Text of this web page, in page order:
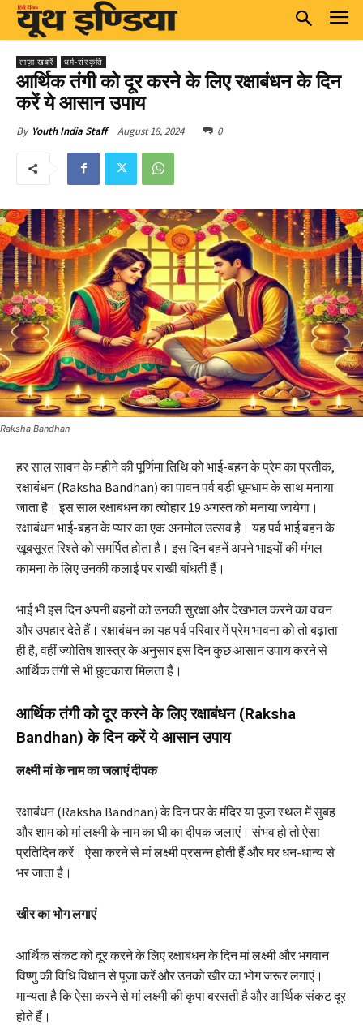
ताज़ा खबरें धर्म-संस्कृति
आर्थिक तंगी को दूर करने के लिए रक्षाबंधन के दिन
करें ये आसान उपाय
By Youth India Staff August 18, 2024 0
Raksha Bandhan
हर साल सावन के महीने की पूर्णिमा तिथि को भाई-बहन के प्रेम का प्रतीक,
रक्षाबंधन (Raksha Bandhan) का पावन पर्व बड़ी धूमधाम के साथ मनाया
जाता है। इस साल रक्षाबंधन का त्योहार 19 अगस्त को मनाया जायेगा।
रक्षाबंधन भाई-बहन के प्यार का एक अनमोल उत्सव है। यह पर्व भाई बहन के
खूबसूरत रिश्ते को समर्पित होता है। इस दिन बहनें अपने भाइयों की मंगल
कामना के लिए उनकी कलाई पर राखी बांधती हैं।
भाई भी इस दिन अपनी बहनों को उनकी सुरक्षा और देखभाल करने का वचन
और उपहार देते हैं। रक्षाबंधन का यह पर्व परिवार में प्रेम भावना को तो बढ़ाता
ही है, वहीं ज्योतिष शास्त्र के अनुसार इस दिन कुछ आसान उपाय करने से
आर्थिक तंगी से भी छुटकारा मिलता है।
आर्थिक तंगी को दूर करने के लिए रक्षाबंधन (Raksha
Bandhan) के दिन करें ये आसान उपाय
लक्ष्मी मां के नाम का जलाएं दीपक
रक्षाबंधन (Raksha Bandhan) के दिन घर के मंदिर या पूजा स्थल में सुबह
और शाम को मां लक्ष्मी के नाम का घी का दीपक जलाएं। संभव हो तो ऐसा
प्रतिदिन करें। ऐसा करने से मां लक्ष्मी प्रसन्न होती हैं और घर धन-धान्य से
भर जाता है।
खीर का भोग लगाएं
आर्थिक संकट को दूर करने के लिए रक्षाबंधन के दिन मां लक्ष्मी और भगवान
विष्णु की विधि विधान से पूजा करें और उनको खीर का भोग जरूर लगाएं।
मान्यता है कि ऐसा करने से मां लक्ष्मी की कृपा बरसती है और आर्थिक संकट दूर
होते हैं।